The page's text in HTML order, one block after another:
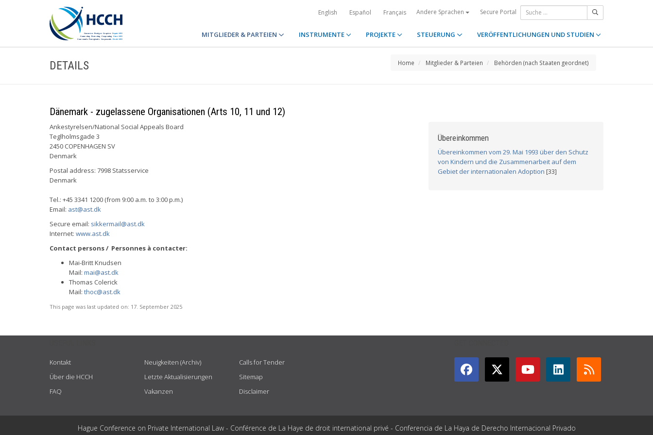
English Español Français Andere Sprachen Secure Portal
MITGLIEDER & PARTEIEN INSTRUMENTE PROJEKTE STEUERUNG VERÖFFENTLICHUNGEN UND STUDIEN
DETAILS Home Mitglieder & Parteien Behörden (nach Staaten geordnet)
Dänemark - zugelassene Organisationen (Arts 10, 11 und 12)
Ankestyrelsen/National Social Appeals Board
Teglholmsgade 3
2450 COPENHAGEN SV
Denmark
Postal address: 7998 Statsservice
Denmark
Tel.: +45 3341 1200 (from 9:00 a.m. to 3:00 p.m.)
Email: ast@ast.dk
Secure email: sikkermail@ast.dk
Internet: www.ast.dk
Contact persons / Personnes à contacter:
Mai-Britt Knudsen
Mail: mai@ast.dk
Thomas Colerick
Mail: thoc@ast.dk
This page was last updated on: 17. September 2025
Übereinkommen
Übereinkommen vom 29. Mai 1993 über den Schutz
von Kindern und die Zusammenarbeit auf dem
Gebiet der internationalen Adoption [33]
Kontakt
Über die HCCH
FAQ
Neuigkeiten (Archiv)
Letzte Aktualisierungen
Vakanzen
Calls for Tender
Sitemap
Disclaimer
Hague Conference on Private International Law - Conférence de La Haye de droit international privé - Conferencia de La Haya de Derecho Internacional Privado